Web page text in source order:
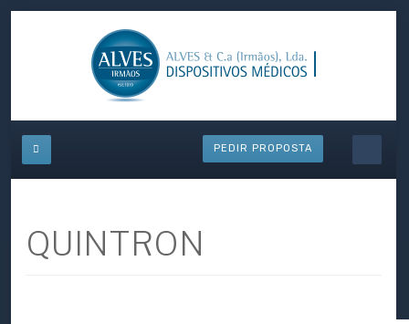
PEDIR PROPOSTA
QUINTRON